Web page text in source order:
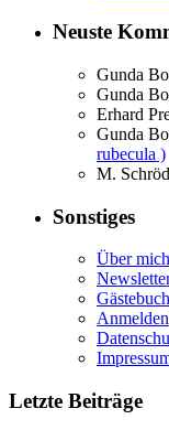
Neuste
Gunda
Gunda
Erhard
Gunda
rubecula )
M.
Sonstiges
Über mich
Gästebuch
Anmelden
Letzte Beiträge